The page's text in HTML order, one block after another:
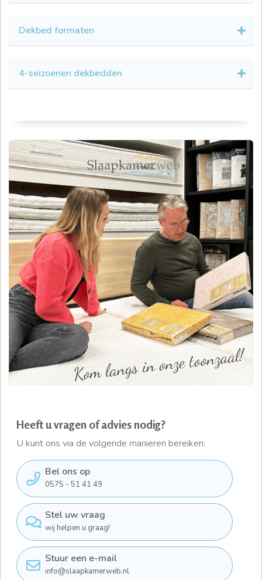
Heeft u vragen of advies nodig?
U kunt ons via de volgende manieren bereiken:
Bel ons op
0575 - 51 41 49
Stel uw vraag
wij helpen u graag!
Stuur een e-mail
info@slaapkamerweb.nl
Dekbed formaten
4-seizoenen dekbedden